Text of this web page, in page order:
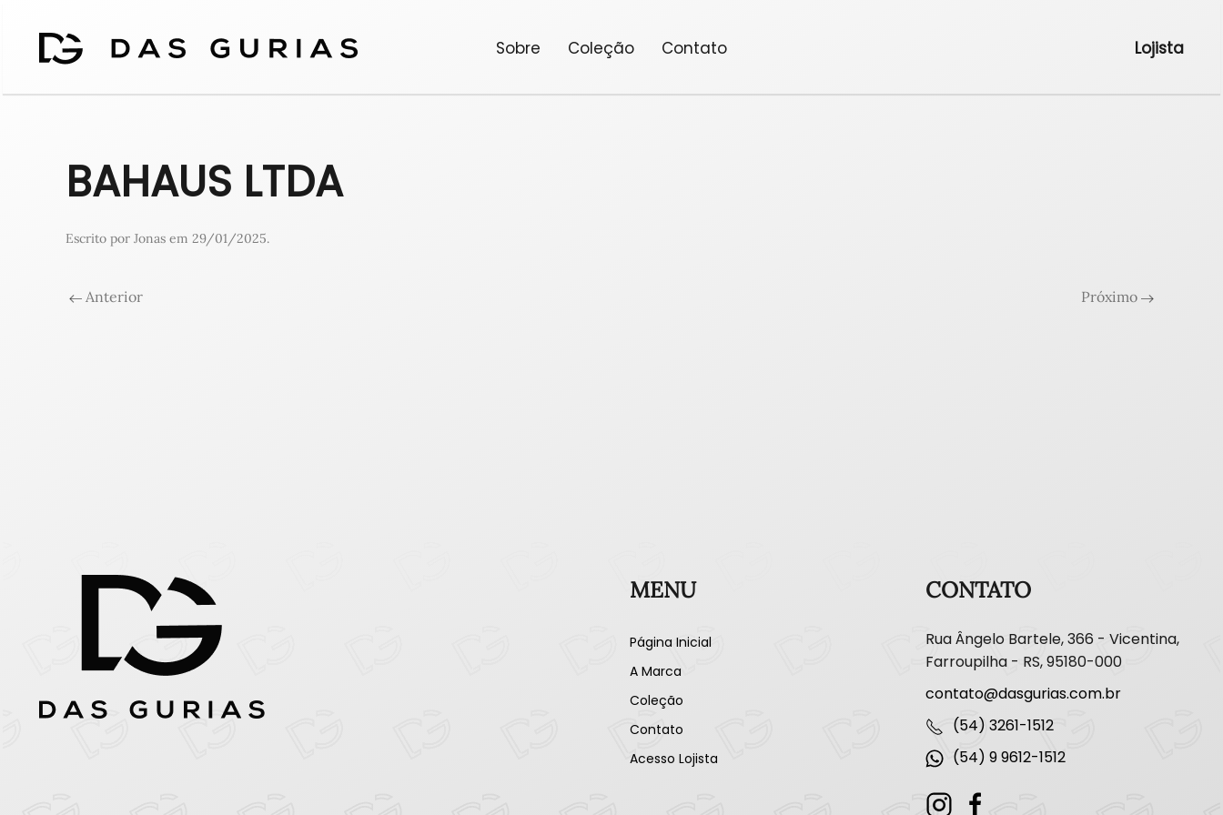
Sobre Coleção Contato Lojista
BAHAUS LTDA
Escrito por Jonas em 29/01/2025.
Anterior Próximo
MENU
Página Inicial
A Marca
Coleção
Contato
Acesso Lojista
CONTATO
Rua Ângelo Bartele, 366 - Vicentina,
Farroupilha - RS, 95180-000
contato@dasgurias.com.br
(54) 3261-1512
(54) 9 9612-1512